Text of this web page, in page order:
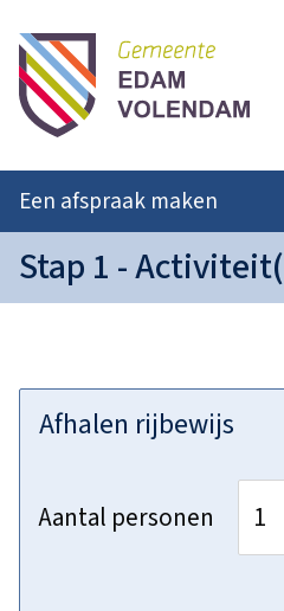
Een afspraak maken
Stap 1 -
Afhalen rijbewijs
Aantal personen